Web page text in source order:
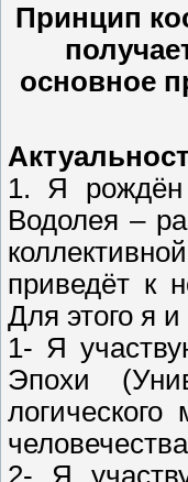
Принцип
основное
1. Я рождён
Водолея –
приведёт к
Для этого я
1- Я
Эпохи
2- Я